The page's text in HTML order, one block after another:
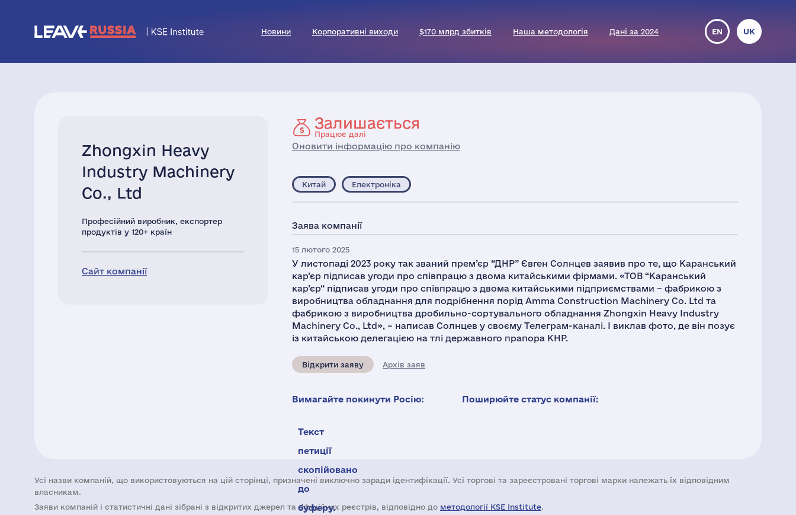
Новини Корпоративні виходи $170 млрд збитків Наша методологія Дані за 2024 EN UK
Zhongxin Heavy
Industry Machinery
Co., Ltd
Професійний виробник, експортер
продуктів у 120+ країн
Сайт компанії
Залишається
Працює далі
Оновити інформацію про компанію
Китай Електроніка
Заява компанії
15 лютого 2025
У листопаді 2023 року так званий прем’єр “ДНР” Євген Солнцев заявив про те, що Каранський
кар’єр підписав угоди про співпрацю з двома китайськими фірмами. «ТОВ “Каранський
кар’єр“ підписав угоди про співпрацю з двома китайськими підприємствами – фабрикою з
виробництва обладнання для подрібнення порід Amma Сonstruction Machinery Co. Ltd та
фабрикою з виробництва дробильно-сортувального обладнання Zhongxin Heavy Industry
Machinery Co., Ltd», – написав Солнцев у своєму Телеграм-каналі. І виклав фото, де він позує
із китайською делегацією на тлі державного прапора КНР.
Відкрити заяву Архів заяв
Вимагайте покинути Росію:
Текст
петиції
скопійовано
до
буферу.
Поширюйте статус компанії:
Усі назви компаній, що використовуються на цій сторінці, призначені виключно заради ідентифікації. Усі торгові та зареєстровані торгові марки належать їх відповідним
власникам.
Заяви компаній i статистичні дані зібрані з відкритих джерел та офіційних реєстрів, відповідно до методології KSE Institute.